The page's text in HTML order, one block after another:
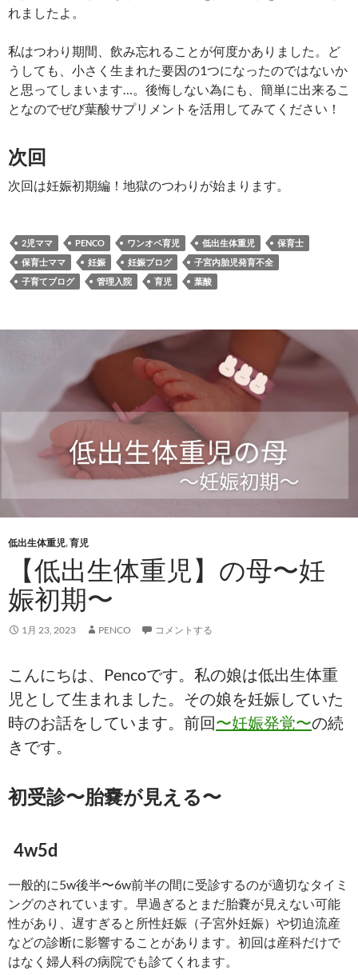
れましたよ。
私はつわり期間、飲み忘れることが何度かありました。ど
うしても、小さく生まれた要因の1つになったのではないか
と思ってしまいます…。後悔しない為にも、簡単に出来るこ
となのでぜび葉酸サプリメントを活用してみてください！
次回
次回は妊娠初期編！地獄のつわりが始まります。
2児ママ PENCO ワンオペ育児 低出生体重児
保育士
保育士ママ
妊娠 妊娠ブログ
子宮内胎児発育不全
子育てブログ
管理入院 育児 葉酸
低出生体重児,育児
【低出生体重児】の母〜妊
娠初期〜
1月 23, 2023 PENCO コメントする
こんにちは、Pencoです。私の娘は低出生体重
児として生まれました。その娘を妊娠していた
時のお話をしています。前回〜妊娠発覚〜の続
きです。
初受診〜胎嚢が見える〜
4w5d
一般的に5w後半〜6w前半の間に受診するのが適切なタイミ
ングのされています。早過ぎるとまだ胎嚢が見えない可能
性があり、遅すぎると所性妊娠（子宮外妊娠）や切迫流産
などの診断に影響することがあります。初回は産科だけで
はなく婦人科の病院でも診てくれます。